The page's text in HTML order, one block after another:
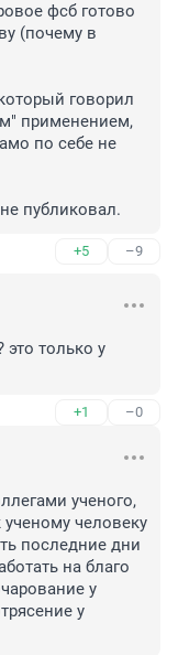
фсб готово
(почему в
говорил
применением,
по себе не
публиковал.
+5 –9
это только у
+1 –0
ученого,
человеку
последние дни
на благо
у
у